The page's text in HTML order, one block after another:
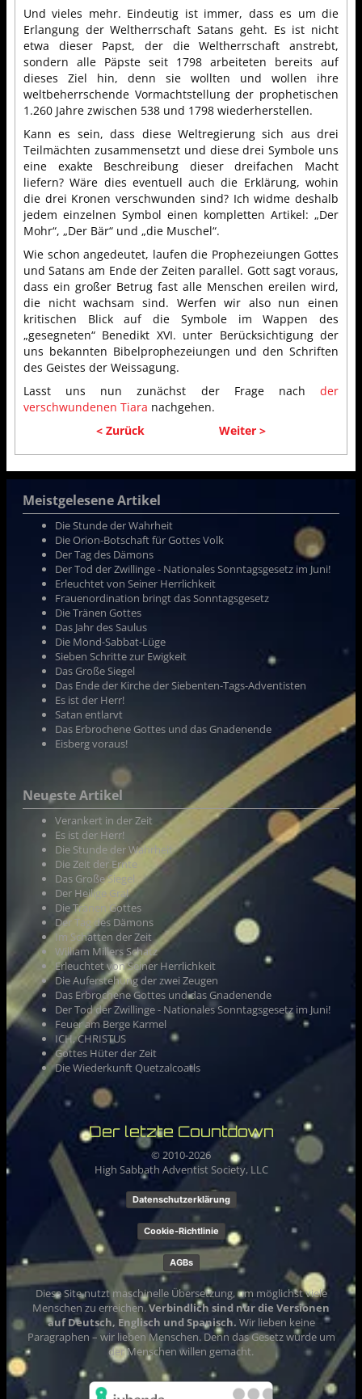
Und vieles mehr. Eindeutig ist immer, dass es um die
Erlangung der Weltherrschaft Satans geht. Es ist nicht
etwa dieser Papst, der die Weltherrschaft anstrebt,
sondern alle Päpste seit 1798 arbeiteten bereits auf
dieses Ziel hin, denn sie wollten und wollen ihre
weltbeherrschende Vormachtstellung der prophetischen
1.260 Jahre zwischen 538 und 1798 wiederherstellen.
Kann es sein, dass diese Weltregierung sich aus drei
Teilmächten zusammensetzt und diese drei Symbole uns
eine exakte Beschreibung dieser dreifachen Macht
liefern? Wäre dies eventuell auch die Erklärung, wohin
die drei Kronen verschwunden sind? Ich widme deshalb
jedem einzelnen Symbol einen kompletten Artikel: „Der
Mohr“, „Der Bär“ und „die Muschel“.
Wie schon angedeutet, laufen die Prophezeiungen Gottes
und Satans am Ende der Zeiten parallel. Gott sagt voraus,
dass ein großer Betrug fast alle Menschen ereilen wird,
die nicht wachsam sind. Werfen wir also nun einen
kritischen Blick auf die Symbole im Wappen des
„gesegneten“ Benedikt XVI. unter Berücksichtigung der
uns bekannten Bibelprophezeiungen und den Schriften
des Geistes der Weissagung.
Lasst uns nun zunächst der Frage nach der
verschwundenen Tiara nachgehen.
< Zurück
Weiter >
Meistgelesene Artikel
Die Stunde der Wahrheit
Die Orion-Botschaft für Gottes Volk
Der Tag des Dämons
Der Tod der Zwillinge - Nationales Sonntagsgesetz im Juni!
Erleuchtet von Seiner Herrlichkeit
Frauenordination bringt das Sonntagsgesetz
Die Tränen Gottes
Das Jahr des Saulus
Die Mond-Sabbat-Lüge
Sieben Schritte zur Ewigkeit
Das Große Siegel
Das Ende der Kirche der Siebenten-Tags-Adventisten
Es ist der Herr!
Satan entlarvt
Das Erbrochene Gottes und das Gnadenende
Eisberg voraus!
Neueste Artikel
Verankert in der Zeit
Es ist der Herr!
Die Stunde der Wahrheit
Die Zeit der Ernte
Das Große Siegel
Der Heilige Gral
Die Tränen Gottes
Der Tag des Dämons
Im Schatten der Zeit
William Millers Schatz
Erleuchtet von Seiner Herrlichkeit
Die Auferstehung der zwei Zeugen
Das Erbrochene Gottes und das Gnadenende
Der Tod der Zwillinge - Nationales Sonntagsgesetz im Juni!
Feuer am Berge Karmel
ICH, CHRISTUS
Gottes Hüter der Zeit
Die Wiederkunft Quetzalcoatls
Der letzte Countdown
© 2010-2026
High Sabbath Adventist Society, LLC
Datenschutzerklärung
Cookie-Richtlinie
AGBs
Diese Site nutzt maschinelle Übersetzung, um möglichst viele
Menschen zu erreichen.Verbindlich sind nur die Versionen
auf Deutsch, Englisch und Spanisch. Wir lieben keine
Paragraphen – wir lieben Menschen. Denn das Gesetz wurde um
der Menschen willen gemacht.